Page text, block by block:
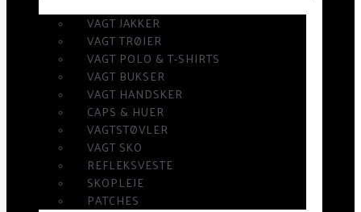
VAGT JAKKER
VAGT TRØJER
VAGT POLO & T-SHIRTS
VAGT BUKSER
VAGT HANDSKER
CAPS & HUER
VAGTSTØVLER
VAGT SKO
REFLEKSVESTE
SKOPLEJE
PATCHES